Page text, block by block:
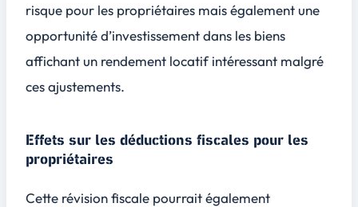
risque pour les propriétaires mais également une
opportunité d’investissement dans les biens
affichant un rendement locatif intéressant malgré
ces ajustements.
Effets sur les déductions fiscales pour les
propriétaires
Cette révision fiscale pourrait également